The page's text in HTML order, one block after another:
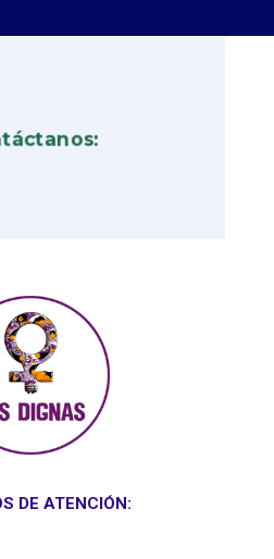
DE ATENCIÓN: